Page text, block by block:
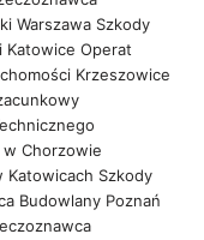
Warszawa Szkody
Katowice Operat
Krzeszowice
w Chorzowie
Katowicach Szkody
Budowlany Poznań